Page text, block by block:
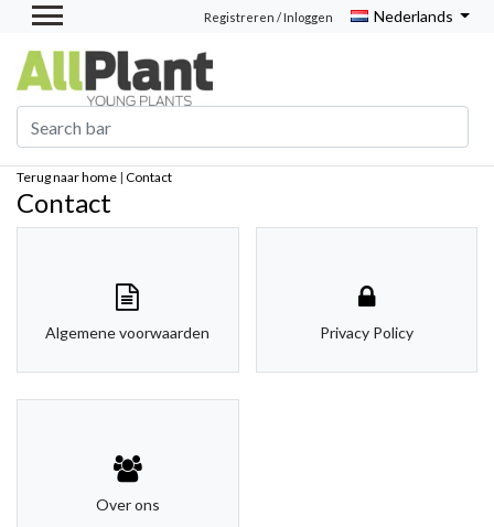
Registreren / Inloggen Nederlands
Terug naar home | Contact
Contact
Algemene voorwaarden Privacy Policy
Over ons